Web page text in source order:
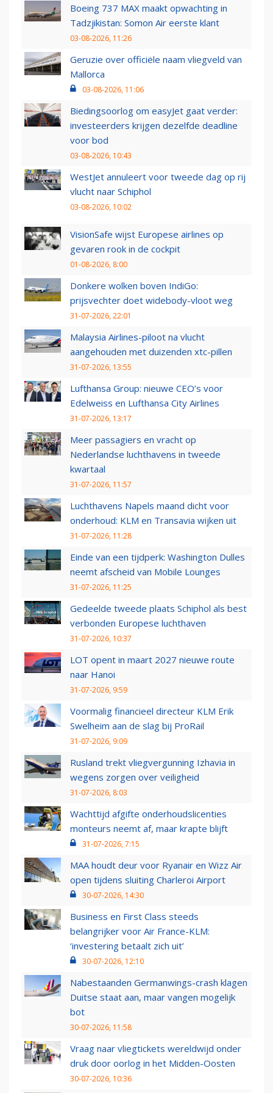
Boeing 737 MAX maakt opwachting in
Tadzjikistan: Somon Air eerste klant
03-08-2026, 11:26
Geruzie over officiële naam vliegveld van
Mallorca
03-08-2026, 11:06
Biedingsoorlog om easyJet gaat verder:
investeerders krijgen dezelfde deadline
voor bod
03-08-2026, 10:43
WestJet annuleert voor tweede dag op rij
vlucht naar Schiphol
03-08-2026, 10:02
VisionSafe wijst Europese airlines op
gevaren rook in de cockpit
01-08-2026, 8:00
Donkere wolken boven IndiGo:
prijsvechter doet widebody-vloot weg
31-07-2026, 22:01
Malaysia Airlines-piloot na vlucht
aangehouden met duizenden xtc-pillen
31-07-2026, 13:55
Lufthansa Group: nieuwe CEO’s voor
Edelweiss en Lufthansa City Airlines
31-07-2026, 13:17
Meer passagiers en vracht op
Nederlandse luchthavens in tweede
kwartaal
31-07-2026, 11:57
Luchthavens Napels maand dicht voor
onderhoud: KLM en Transavia wijken uit
31-07-2026, 11:28
Einde van een tijdperk: Washington Dulles
neemt afscheid van Mobile Lounges
31-07-2026, 11:25
Gedeelde tweede plaats Schiphol als best
verbonden Europese luchthaven
31-07-2026, 10:37
LOT opent in maart 2027 nieuwe route
naar Hanoi
31-07-2026, 9:59
Voormalig financieel directeur KLM Erik
Swelheim aan de slag bij ProRail
31-07-2026, 9:09
Rusland trekt vliegvergunning Izhavia in
wegens zorgen over veiligheid
31-07-2026, 8:03
Wachttijd afgifte onderhoudslicenties
monteurs neemt af, maar krapte blijft
31-07-2026, 7:15
MAA houdt deur voor Ryanair en Wizz Air
open tijdens sluiting Charleroi Airport
30-07-2026, 14:30
Business en First Class steeds
belangrijker voor Air France-KLM:
‘investering betaalt zich uit’
30-07-2026, 12:10
Nabestaanden Germanwings-crash klagen
Duitse staat aan, maar vangen mogelijk
bot
30-07-2026, 11:58
Vraag naar vliegtickets wereldwijd onder
druk door oorlog in het Midden-Oosten
30-07-2026, 10:36